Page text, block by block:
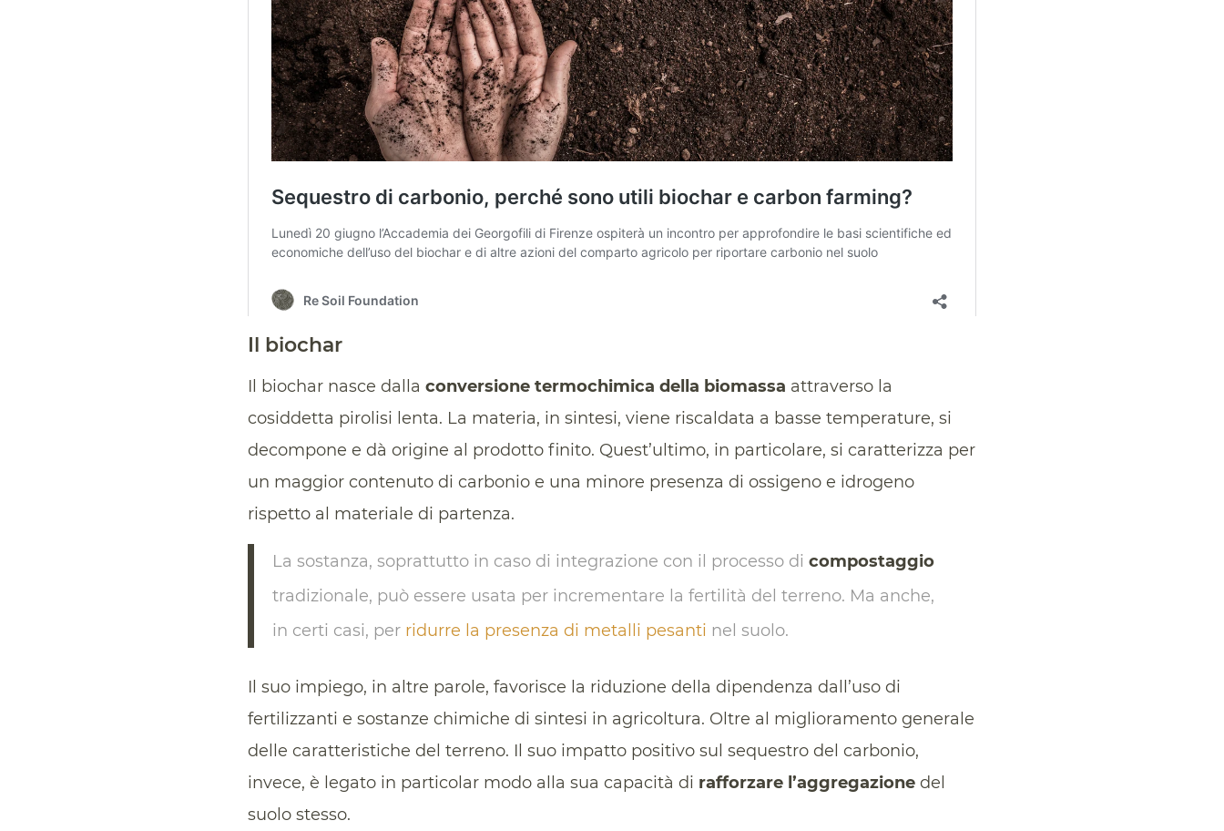
Il biochar
Il biochar nasce dalla conversione termochimica della biomassa attraverso la
cosiddetta pirolisi lenta. La materia, in sintesi, viene riscaldata a basse temperature, si
decompone e dà origine al prodotto finito. Quest’ultimo, in particolare, si caratterizza per
un maggior contenuto di carbonio e una minore presenza di ossigeno e idrogeno
rispetto al materiale di partenza.
La sostanza, soprattutto in caso di integrazione con il processo di compostaggio
tradizionale, può essere usata per incrementare la fertilità del terreno. Ma anche,
in certi casi, per ridurre la presenza di metalli pesanti nel suolo.
Il suo impiego, in altre parole, favorisce la riduzione della dipendenza dall’uso di
fertilizzanti e sostanze chimiche di sintesi in agricoltura. Oltre al miglioramento generale
delle caratteristiche del terreno. Il suo impatto positivo sul sequestro del carbonio,
invece, è legato in particolar modo alla sua capacità di rafforzare l’aggregazione del
suolo stesso.